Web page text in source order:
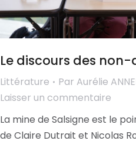
Le discours des non-
Littérature Par Aurélie
Laisser un commentaire
La mine de Salsigne est le
de Claire Dutrait et Nicolas